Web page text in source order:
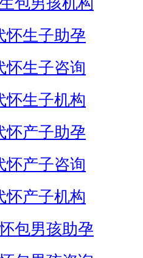
怀生子助孕
怀生子咨询
怀生子机构
怀产子助孕
怀产子咨询
怀产子机构
包男孩助孕